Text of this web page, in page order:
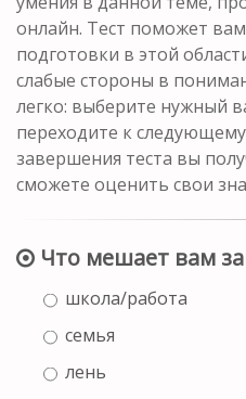
онлайн. Тест поможет
подготовки в этой
слабые стороны в
легко: выберите нужный
переходите к
завершения теста вы
сможете оценить свои
Что мешает вам
школа/работа
семья
лень